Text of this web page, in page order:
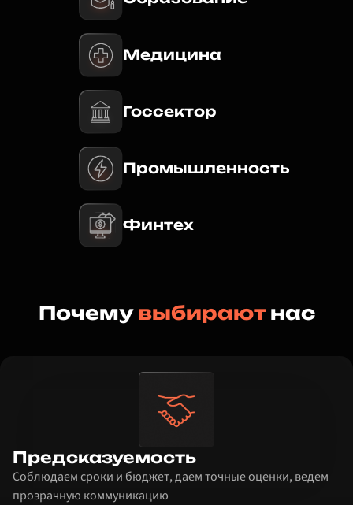
Медицина
Госсектор
Промышленность
Финтех
Почему выбираютнас
Предсказуемость
Соблюдаем сроки и бюджет, даем точные оценки, ведем
прозрачную коммуникацию